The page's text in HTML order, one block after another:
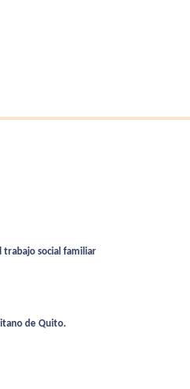
trabajo social familiar
de Quito.